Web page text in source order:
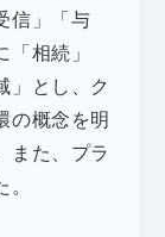
信」「与
相続」
」とし、ク
の概念を明
また、プラ